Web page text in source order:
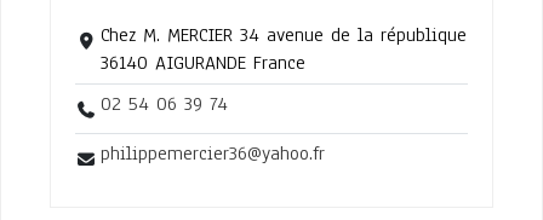
Chez M. MERCIER 34 avenue de la république
36140 AIGURANDE France
02 54 06 39 74
philippemercier36@yahoo.fr